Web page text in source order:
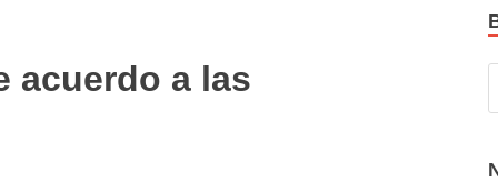
acuerdo a las